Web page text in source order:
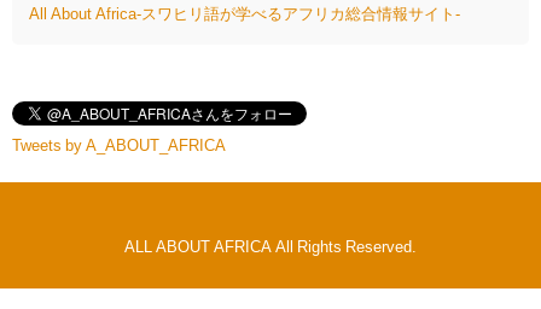
All About Africa-スワヒリ語が学べるアフリカ総合情報サイト-
Tweets by A_ABOUT_AFRICA
ALL ABOUT AFRICA All Rights Reserved.